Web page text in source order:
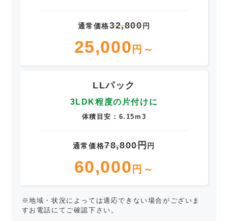
通常価格32,800円
25,000 円～
LLパック
3LDK程度の片付けに
体積目安：6.15m3
通常価格78,800円円
60,000 円～
※地域・状況によっては適応できない場合がございま
すお電話にてご確認下さい。